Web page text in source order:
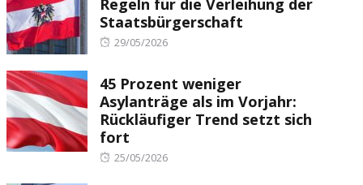
Regeln für die Verleihung der
Staatsbürgerschaft
Posted
29/05/2026
45 Prozent weniger
Asylanträge als im Vorjahr:
Rückläufiger Trend setzt sich
fort
Posted
25/05/2026